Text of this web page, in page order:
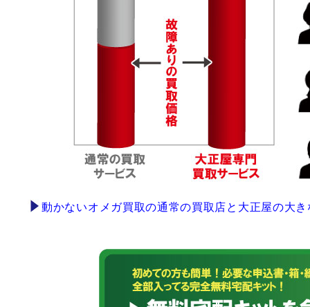
動かないオメガ買取の通常の買取店と大正屋の大